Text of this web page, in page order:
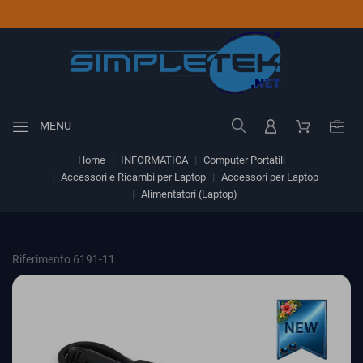
MENU
Home INFORMATICA
Computer Portatili
Accessori e Ricambi per Laptop
Accessori per Laptop
Alimentatori (Laptop)
Riferimento 6191-11